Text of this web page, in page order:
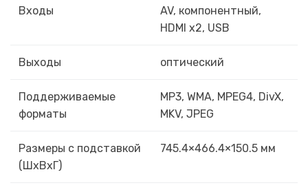
Входы
AV, компонентный,
HDMI x2, USB
Выходы оптический
Поддерживаемые
форматы
MP3, WMA, MPEG4, DivX,
MKV, JPEG
Размеры с подставкой
(ШxВxГ)
745.4×466.4×150.5 мм